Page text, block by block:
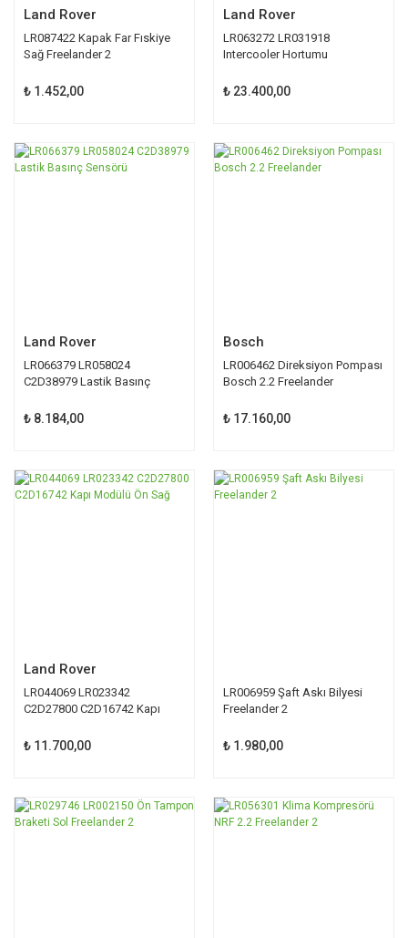
Land Rover
LR087422 Kapak Far Fıskiye
Sağ Freelander 2
₺ 1.452,00
Land Rover
LR063272 LR031918
Intercooler Hortumu
₺ 23.400,00
Land Rover
LR066379 LR058024
C2D38979 Lastik Basınç
₺ 8.184,00
Bosch
LR006462 Direksiyon Pompası
Bosch 2.2 Freelander
₺ 17.160,00
Land Rover
LR044069 LR023342
C2D27800 C2D16742 Kapı
₺ 11.700,00
LR006959 Şaft Askı Bilyesi
Freelander 2
₺ 1.980,00